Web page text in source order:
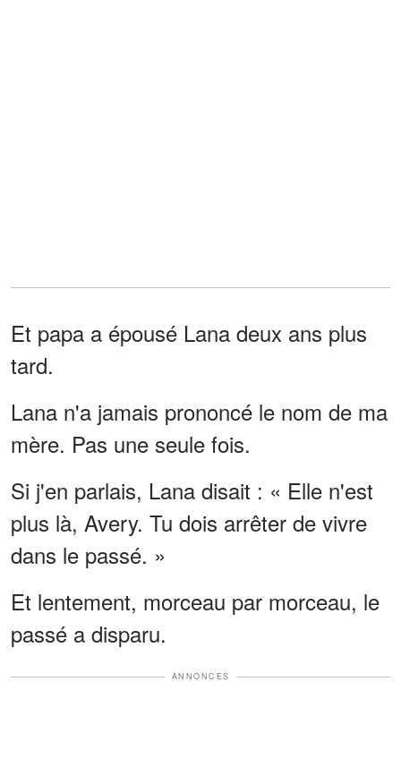
Et papa a épousé Lana deux ans plus
tard.
Lana n'a jamais prononcé le nom de ma
mère. Pas une seule fois.
Si j'en parlais, Lana disait : « Elle n'est
plus là, Avery. Tu dois arrêter de vivre
dans le passé. »
Et lentement, morceau par morceau, le
passé a disparu.
ANNONCES